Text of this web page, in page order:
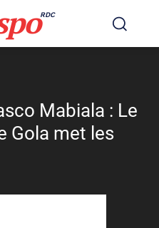
RDC
Mabiala : Le
Gola met les